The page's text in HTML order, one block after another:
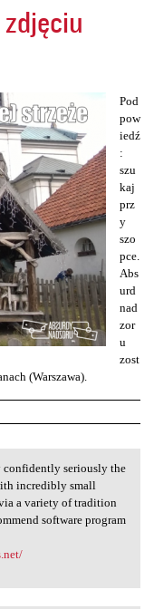
Pod
pow
iedź
:
szu
kaj
prz
y
szo
pce.
Abs
urd
nad
zor
u
zost
(Warszawa).
confidently seriously the
incredibly small
a variety of tradition
software program